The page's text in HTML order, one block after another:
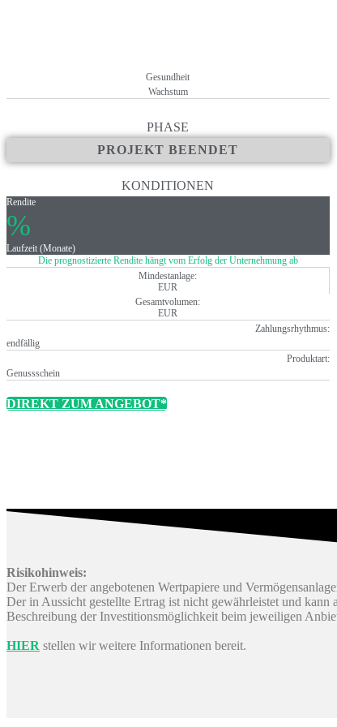
Gesundheit
Wachstum
PHASE
PROJEKT BEENDET
KONDITIONEN
Rendite
%
Laufzeit (Monate)
Die prognostizierte Rendite hängt vom Erfolg der Unternehmung ab
Mindestanlage:
EUR
Gesamtvolumen:
EUR
Zahlungsrhythmus:
endfällig
Produktart:
Genussschein
DIREKT ZUM ANGEBOT*
Risikohinweis:
Der Erwerb der angebotenen Wertpapiere und
Der in Aussicht gestellte Ertrag ist nicht gewährleistet und kann
Beschreibung der Investitionsmöglichkeit beim jeweiligen
HIER stellen wir weitere Informationen bereit.